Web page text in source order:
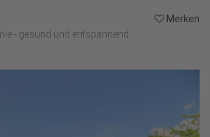
Merken
- gesund und entspannend